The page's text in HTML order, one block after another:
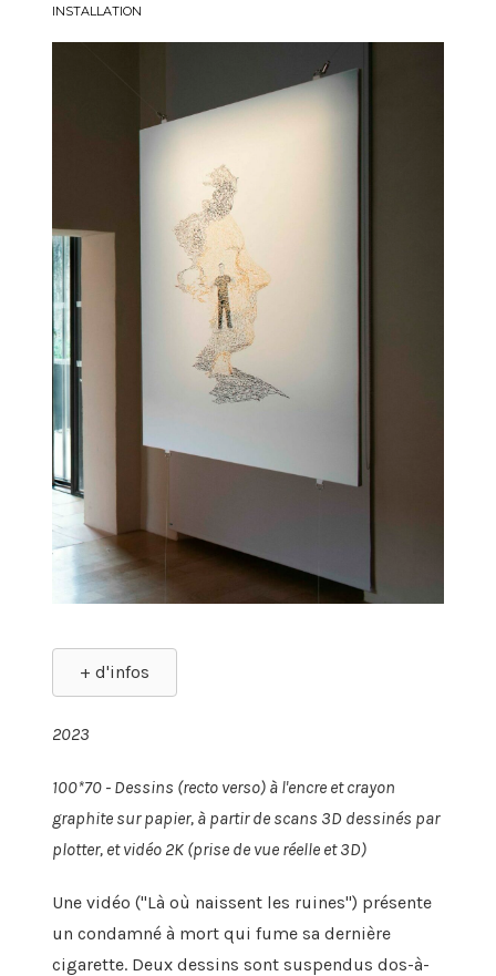
INSTALLATION
+ d'infos
2023
100*70 - Dessins (recto verso) à l'encre et crayon
graphite sur papier, à partir de scans 3D dessinés par
plotter, et vidéo 2K (prise de vue réelle et 3D)
Une vidéo ("Là où naissent les ruines") présente
un condamné à mort qui fume sa dernière
cigarette. Deux dessins sont suspendus dos-à-